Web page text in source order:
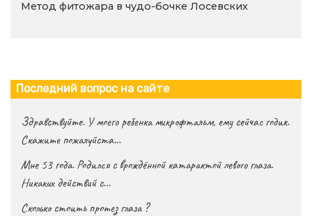
Метод фитожара в чудо-бочке Лосевских
Последний вопрос на сайте
Здравствуйте. У моего ребенка микрофтальм, ему сейчас годик.
Скажите пожалуйста…
Мне 53 года. Родился с врождённой катарактой левого глаза.
Никаких действий с…
Сколько стоить протез глаза ?